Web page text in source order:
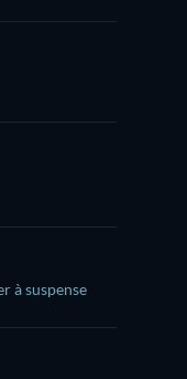
à suspense